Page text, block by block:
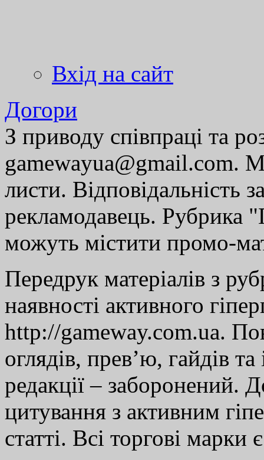
Вхід на сайт
Догори
З приводу співпраці та
gamewayua@gmail.com.
листи. Відповідальність
рекламодавець. Рубрика
можуть містити промо-
Передрук матеріалів з
наявності активного
http://gameway.com.ua.
оглядів, прев’ю, гайдів
редакції – заборонений.
цитування з активним
статті. Всі торгові марки